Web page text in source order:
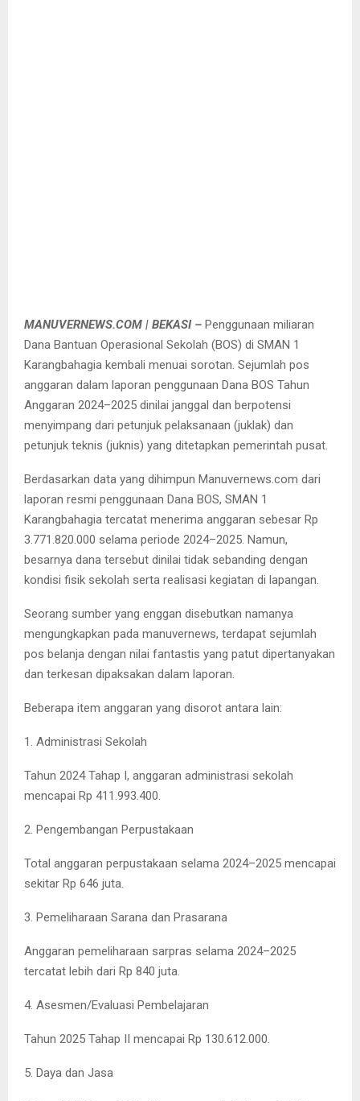
MANUVERNEWS.COM | BEKASI – Penggunaan miliaran
Dana Bantuan Operasional Sekolah (BOS) di SMAN 1
Karangbahagia kembali menuai sorotan. Sejumlah pos
anggaran dalam laporan penggunaan Dana BOS Tahun
Anggaran 2024–2025 dinilai janggal dan berpotensi
menyimpang dari petunjuk pelaksanaan (juklak) dan
petunjuk teknis (juknis) yang ditetapkan pemerintah pusat.
Berdasarkan data yang dihimpun Manuvernews.com dari
laporan resmi penggunaan Dana BOS, SMAN 1
Karangbahagia tercatat menerima anggaran sebesar Rp
3.771.820.000 selama periode 2024–2025. Namun,
besarnya dana tersebut dinilai tidak sebanding dengan
kondisi fisik sekolah serta realisasi kegiatan di lapangan.
Seorang sumber yang enggan disebutkan namanya
mengungkapkan pada manuvernews, terdapat sejumlah
pos belanja dengan nilai fantastis yang patut dipertanyakan
dan terkesan dipaksakan dalam laporan.
Beberapa item anggaran yang disorot antara lain:
1. Administrasi Sekolah
Tahun 2024 Tahap I, anggaran administrasi sekolah
mencapai Rp 411.993.400.
2. Pengembangan Perpustakaan
Total anggaran perpustakaan selama 2024–2025 mencapai
sekitar Rp 646 juta.
3. Pemeliharaan Sarana dan Prasarana
Anggaran pemeliharaan sarpras selama 2024–2025
tercatat lebih dari Rp 840 juta.
4. Asesmen/Evaluasi Pembelajaran
Tahun 2025 Tahap II mencapai Rp 130.612.000.
5. Daya dan Jasa